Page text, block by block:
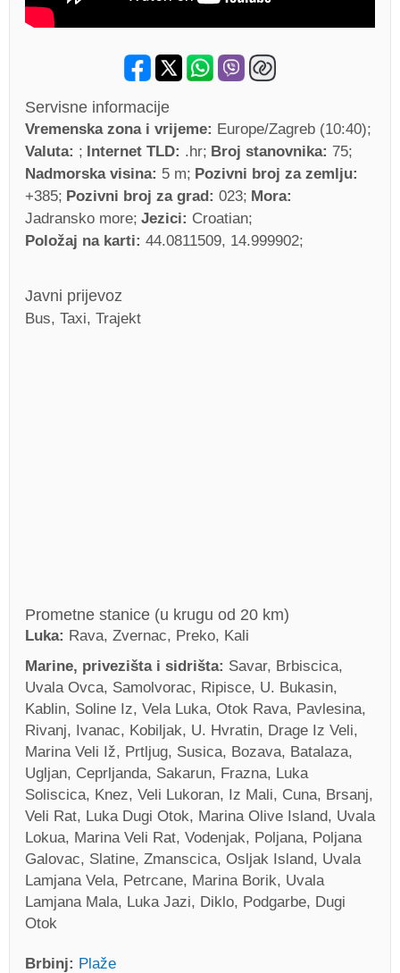
Servisne informacije
Vremenska zona i vrijeme: Europe/Zagreb (10:40)
Valuta:
Internet TLD: .hr Broj stanovnika: 75
Nadmorska visina: 5 m Pozivni broj za zemlju:
+385 Pozivni broj za grad: 023 Mora:
Jadransko more Jezici: Croatian
Položaj na karti: 44.0811509, 14.999902
Javni prijevoz
Bus, Taxi, Trajekt
Prometne stanice (u krugu od 20 km)
Luka: Rava, Zvernac, Preko, Kali
Marine, privezišta i sidrišta: Savar, Brbiscica,
Uvala Ovca, Samolvorac, Ripisce, U. Bukasin,
Kablin, Soline Iz, Vela Luka, Otok Rava, Pavlesina,
Rivanj, Ivanac, Kobiljak, U. Hvratin, Drage Iz Veli,
Marina Veli Iž, Prtljug, Susica, Bozava, Batalaza,
Ugljan, Ceprljanda, Sakarun, Frazna, Luka
Soliscica, Knez, Veli Lukoran, Iz Mali, Cuna, Brsanj,
Veli Rat, Luka Dugi Otok, Marina Olive Island, Uvala
Lokua, Marina Veli Rat, Vodenjak, Poljana, Poljana
Galovac, Slatine, Zmanscica, Osljak Island, Uvala
Lamjana Vela, Petrcane, Marina Borik, Uvala
Lamjana Mala, Luka Jazi, Diklo, Podgarbe, Dugi
Otok
Brbinj: Plaže